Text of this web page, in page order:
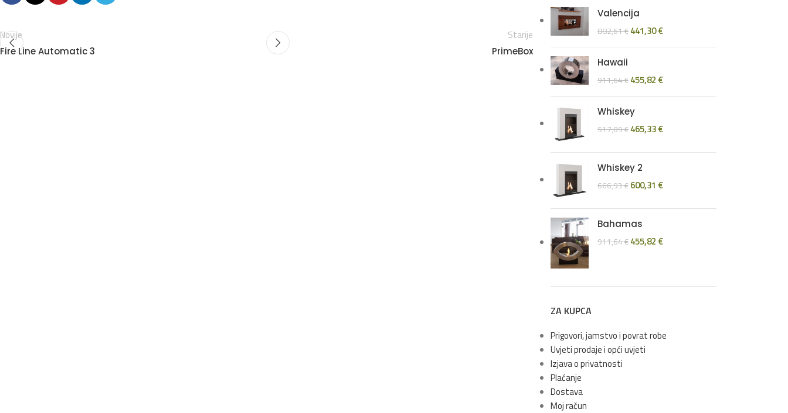
Novije
Fire Line Automatic 3
Starije
PrimeBox
Valencija
882,61€ 441,30€
Hawaii
911,64€ 455,82 €
Whiskey
517,09€ 465,33€
Whiskey 2
666,93€ 600,31 €
Bahamas
911,64€ 455,82 €
ZA KUPCA
Prigovori, jamstvo i povrat robe
Uvjeti prodaje i opći uvjeti
Izjava o privatnosti
Plaćanje
Dostava
Moj račun